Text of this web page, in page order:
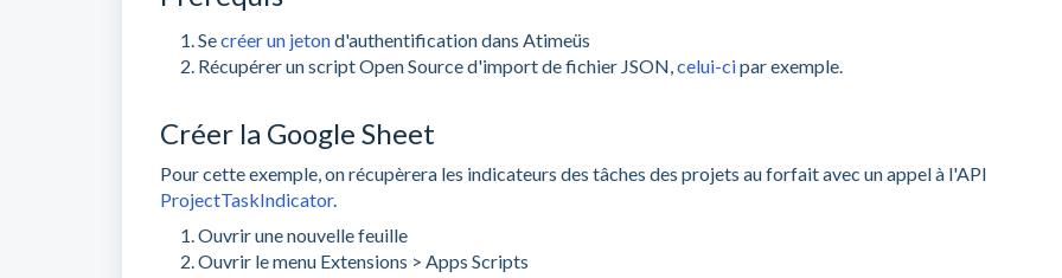
Secréer un jetond'authentification dans Atimeüs
Récupérer un script Open Source d'import de fichier JSON,celui-cipar exemple.
Créer la Google Sheet
Pour cette exemple, on récupèrera les indicateurs des tâches des projets au forfait avec un appel à l'API
ProjectTaskIndicator.
Ouvrir une nouvelle feuille
Ouvrir le menu Extensions > Apps Scripts